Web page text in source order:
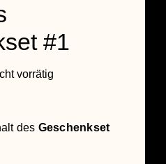
#1
vorrätig
des Geschenkset